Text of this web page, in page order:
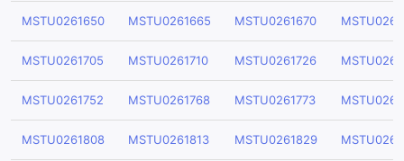
MSTU0261650 MSTU0261665 MSTU0261670
MSTU0261705 MSTU0261710 MSTU0261726
MSTU0261752 MSTU0261768 MSTU0261773
MSTU0261808 MSTU0261813 MSTU0261829